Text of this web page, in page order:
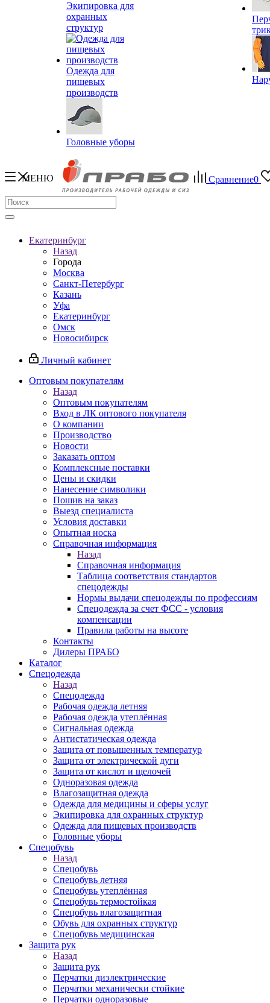
Экипировка для
охранных
структур
Одежда для
пищевых
производств
Головные уборы
МЕНЮ Сравнение0
Екатеринбург
Назад
Города
Москва
Санкт-Петербург
Казань
Уфа
Екатеринбург
Омск
Новосибирск
Личный кабинет
Оптовым покупателям
Назад
Оптовым покупателям
Вход в ЛК оптового покупателя
О компании
Производство
Новости
Заказать оптом
Комплексные поставки
Цены и скидки
Нанесение символики
Пошив на заказ
Выезд специалиста
Условия доставки
Опытная носка
Справочная информация
Назад
Справочная информация
Таблица соответствия стандартов
спецодежды
Нормы выдачи спецодежды по профессиям
Спецодежда за счет ФСС - условия
компенсации
Правила работы на высоте
Контакты
Дилеры ПРАБО
Каталог
Спецодежда
Назад
Спецодежда
Рабочая одежда летняя
Рабочая одежда утеплённая
Сигнальная одежда
Антистатическая одежда
Защита от повышенных температур
Защита от электрической дуги
Защита от кислот и щелочей
Одноразовая одежда
Влагозащитная одежда
Одежда для медицины и сферы услуг
Экипировка для охранных структур
Одежда для пищевых производств
Головные уборы
Спецобувь
Назад
Спецобувь
Спецобувь летняя
Спецобувь утеплённая
Спецобувь термостойкая
Спецобувь влагозащитная
Обувь для охранных структур
Спецобувь медицинская
Защита рук
Назад
Защита рук
Перчатки диэлектрические
Перчатки механически стойкие
Перчатки одноразовые